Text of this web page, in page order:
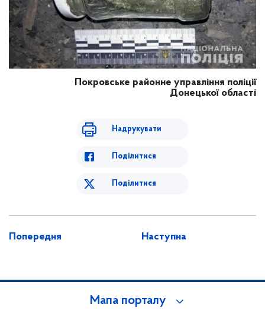
Покровське районне управління поліції
Донецької області
Надрукувати
Поділитися
Поділитися
Попередня Наступна
Мапа порталу